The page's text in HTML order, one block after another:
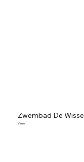
Zwembad De
Venlo